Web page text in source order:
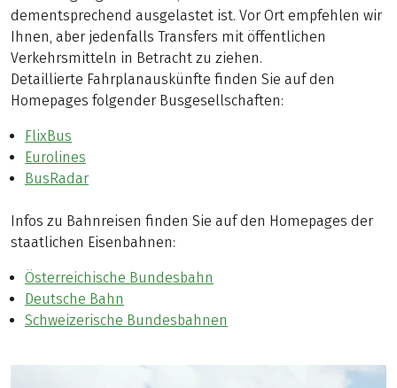
dementsprechend ausgelastet ist. Vor Ort empfehlen wir
Ihnen, aber jedenfalls Transfers mit öffentlichen
Verkehrsmitteln in Betracht zu ziehen.
Detaillierte Fahrplanauskünfte finden Sie auf den
Homepages folgender Busgesellschaften:
FlixBus
Eurolines
BusRadar
Infos zu Bahnreisen finden Sie auf den Homepages der
staatlichen Eisenbahnen:
Österreichische Bundesbahn
Deutsche Bahn
Schweizerische Bundesbahnen